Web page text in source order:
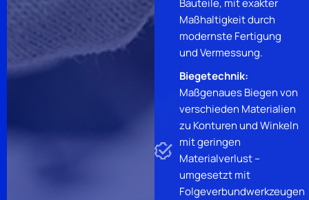
Bauteile, mit exakter
Maßhaltigkeit durch
modernste Fertigung
und Vermessung.
Biegetechnik:
Maßgenaues Biegen von
verschieden Materialien
zu Konturen und Winkeln
mit geringen
Materialverlust –
umgesetzt mit
Folgeverbundwerkzeugen